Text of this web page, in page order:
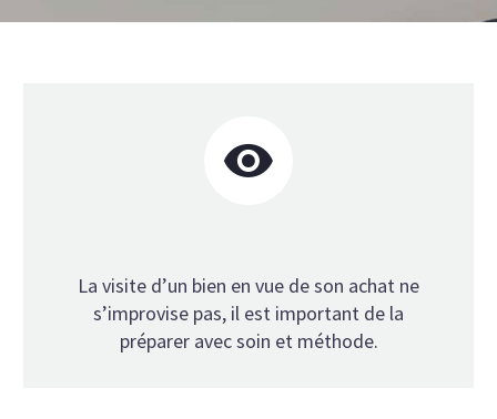


La visite d’un bien en vue de son achat ne
s’improvise pas, il est important de la
préparer avec soin et méthode.